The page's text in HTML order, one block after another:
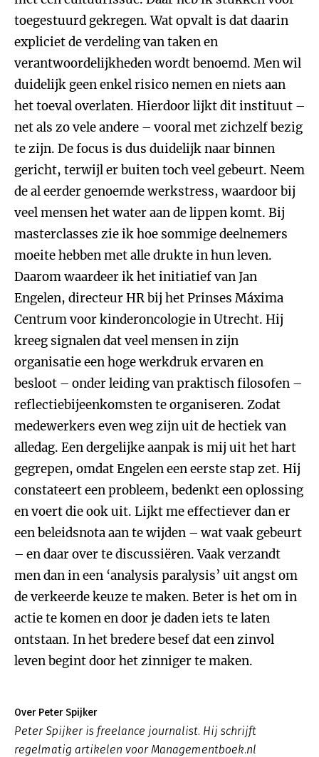
toegestuurd gekregen. Wat opvalt is dat daarin
expliciet de verdeling van taken en
verantwoordelijkheden wordt benoemd. Men wil
duidelijk geen enkel risico nemen en niets aan
het toeval overlaten. Hierdoor lijkt dit instituut –
net als zo vele andere – vooral met zichzelf bezig
te zijn. De focus is dus duidelijk naar binnen
gericht, terwijl er buiten toch veel gebeurt. Neem
de al eerder genoemde werkstress, waardoor bij
veel mensen het water aan de lippen komt. Bij
masterclasses zie ik hoe sommige deelnemers
moeite hebben met alle drukte in hun leven.
Daarom waardeer ik het initiatief van Jan
Engelen, directeur HR bij het Prinses Máxima
Centrum voor kinderoncologie in Utrecht. Hij
kreeg signalen dat veel mensen in zijn
organisatie een hoge werkdruk ervaren en
besloot – onder leiding van praktisch filosofen –
reflectiebijeenkomsten te organiseren. Zodat
medewerkers even weg zijn uit de hectiek van
alledag. Een dergelijke aanpak is mij uit het hart
gegrepen, omdat Engelen een eerste stap zet. Hij
constateert een probleem, bedenkt een oplossing
en voert die ook uit. Lijkt me effectiever dan er
een beleidsnota aan te wijden – wat vaak gebeurt
– en daar over te discussiëren. Vaak verzandt
men dan in een ‘analysis paralysis’ uit angst om
de verkeerde keuze te maken. Beter is het om in
actie te komen en door je daden iets te laten
ontstaan. In het bredere besef dat een zinvol
leven begint door het zinniger te maken.
Over Peter Spijker
Peter Spijker is freelance journalist. Hij schrijft
regelmatig artikelen voor Managementboek.nl